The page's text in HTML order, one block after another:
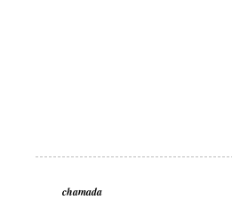
chamada